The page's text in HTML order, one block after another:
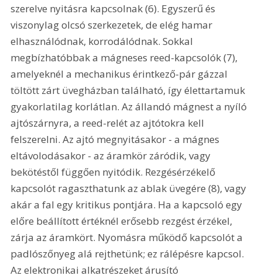
szerelve nyitásra kapcsolnak (6). Egyszerű és
viszonylag olcsó szerkezetek, de elég hamar
elhasználódnak, korrodálódnak. Sokkal
megbízhatóbbak a mágneses reed-kapcsolók (7),
amelyeknél a mechanikus érintkező-pár gázzal
töltött zárt üvegházban található, így élettartamuk
gyakorlatilag korlátlan. Az állandó mágnest a nyíló
ajtószárnyra, a reed-relét az ajtótokra kell
felszerelni. Az ajtó megnyitásakor - a mágnes
eltávolodásakor - az áramkör záródik, vagy
bekötéstől függően nyitódik. Rezgésérzékelő
kapcsolót ragaszthatunk az ablak üvegére (8), vagy
akár a fal egy kritikus pontjára. Ha a kapcsoló egy
előre beállított értéknél erősebb rezgést érzékel,
zárja az áramkört. Nyomásra működő kapcsolót a
padlószőnyeg alá rejthetünk; ez rálépésre kapcsol.
Az elektronikai alkatrészeket árusító